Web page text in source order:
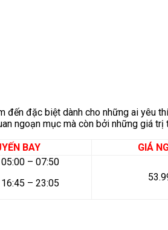
đến đặc biệt dành cho những ai yêu
ngoạn mục mà còn bởi những giá
BAY GIÁ
– 07:50
– 23:05